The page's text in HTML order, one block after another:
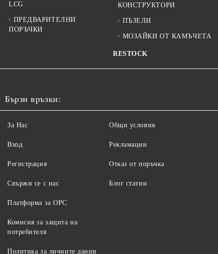
LCG
ПРЕДВАРИТЕЛНИ
ПОРЪЧКИ
КОНСТРУКТОРИ
ПЪЗЕЛИ
МОЗАЙКИ ОТ КАМЪЧЕТА
RESTOCK
Бързи връзки:
За Нас
Вход
Регистрация
Свържи се с нас
Общи условия
Рекламации
Отказ от поръчка
Блог статии
Платформа за ОРС
Комисия за защита на
потребителя
Политика за личните данни